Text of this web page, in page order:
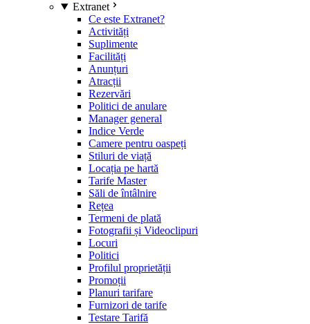
Extranet
Ce este Extranet?
Activități
Suplimente
Facilități
Anunțuri
Atracții
Rezervări
Politici de anulare
Manager general
Indice Verde
Camere pentru oaspeți
Stiluri de viață
Locația pe hartă
Tarife Master
Săli de întâlnire
Rețea
Termeni de plată
Fotografii și Videoclipuri
Locuri
Politici
Profilul proprietății
Promoții
Planuri tarifare
Furnizori de tarife
Testare Tarifă